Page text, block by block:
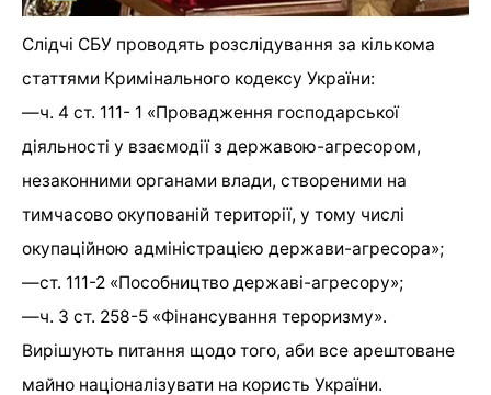
Слідчі СБУ проводять розслідування за кількома
статтями Кримінального кодексу України:
—ч. 4 ст. 111- 1 «Провадження господарської
діяльності у взаємодії з державою-агресором,
незаконними органами влади, створеними на
тимчасово окупованій території, у тому числі
окупаційною адміністрацією держави-агресора»;
—ст. 111-2 «Пособництво державі-агресору»;
—ч. 3 ст. 258-5 «Фінансування тероризму».
Вирішують питання щодо того, аби все арештоване
майно націоналізувати на користь України.